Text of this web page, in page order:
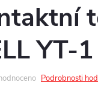
YT-1
Podrobnosti